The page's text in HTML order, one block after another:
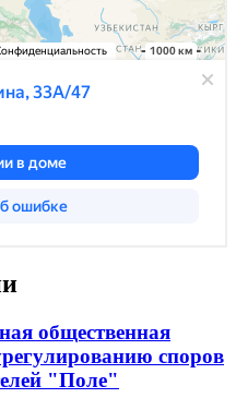
общественная
споров
"Поле"